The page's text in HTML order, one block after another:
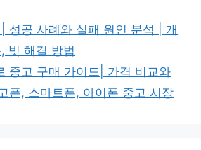
성공 사례와 실패 원인 분석 | 개
빚 해결 방법
중고 구매 가이드| 가격 비교와
폰, 스마트폰, 아이폰 중고 시장